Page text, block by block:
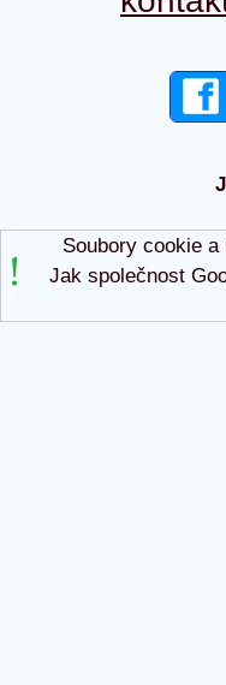
Soubory cookie a
Jak společnost